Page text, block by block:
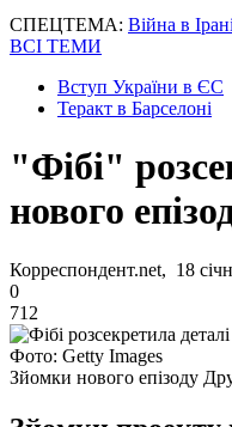
СПЕЦТЕМА: Війна в Ірані
ВСІ ТЕМИ
Вступ України в ЄС
Теракт в Барселоні
"Фібі"
нового
Корреспондент.net, 18
0
712
Фото: Getty Images
Зйомки нового епізоду